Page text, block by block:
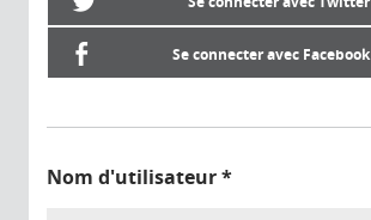
Se connecter avec Facebook
Nom d'utilisateur*